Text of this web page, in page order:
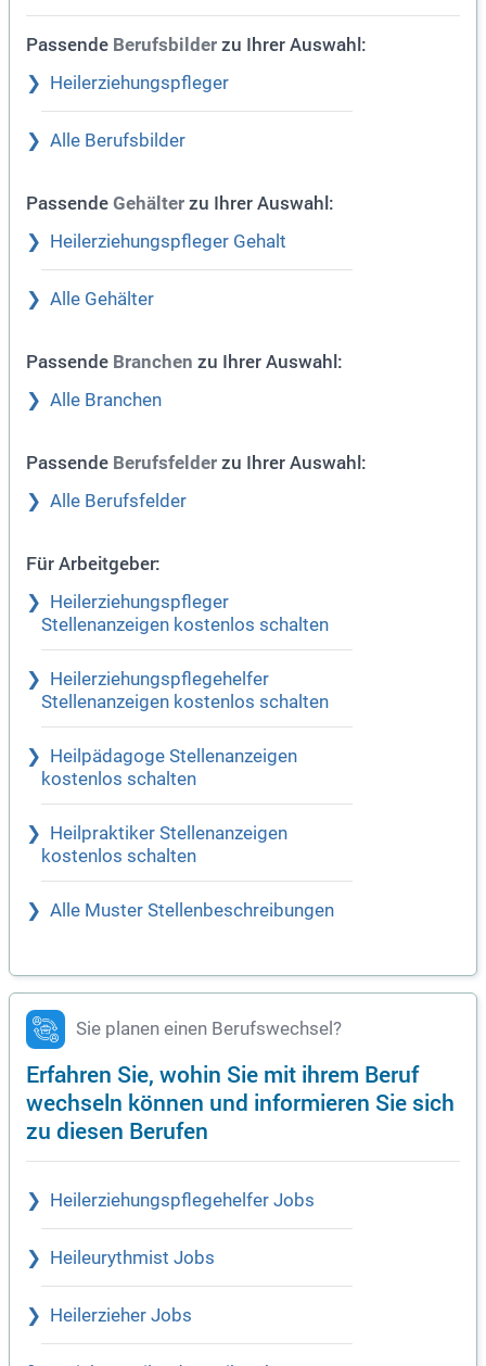
Passende Berufsbilder zu Ihrer Auswahl:
Heilerziehungspfleger
Alle Berufsbilder
Passende Gehälter zu Ihrer Auswahl:
Heilerziehungspfleger Gehalt
Alle Gehälter
Passende Branchen zu Ihrer Auswahl:
Alle Branchen
Passende Berufsfelder zu Ihrer Auswahl:
Alle Berufsfelder
Für Arbeitgeber:
Heilerziehungspfleger
Stellenanzeigen kostenlos schalten
Heilerziehungspflegehelfer
Stellenanzeigen kostenlos schalten
Heilpädagoge Stellenanzeigen
kostenlos schalten
Heilpraktiker Stellenanzeigen
kostenlos schalten
Alle Muster Stellenbeschreibungen
Sie planen einen Berufswechsel?
Erfahren Sie, wohin Sie mit ihrem Beruf
wechseln können und informieren Sie sich
zu diesen Berufen
Heilerziehungspflegehelfer Jobs
Heileurythmist Jobs
Heilerzieher Jobs